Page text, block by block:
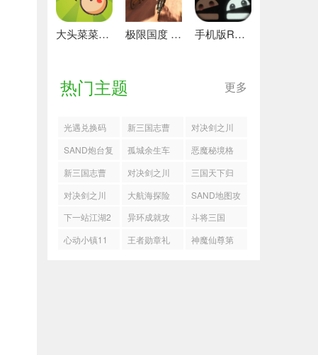
大头菜菜历险记 好玩的 极限国度 最新版 手机版REPO 安卓版
热门主题 更多
光遇兑换码
新三国志曹
操传四象白
虎第四关怎
对决剑之川
怎么解锁水
藏月阁
SAND炮台复
制BUG
孤城余生车
轮在什么地
方
恶魔秘境格
斗士怎么打
新三国志曹
操传一骑当
千怎么玩
对决剑之川
血魔流吴渊
怎么玩
三国天下归
心山系兵法
加点攻略
对决剑之川
地宫试炼技
巧指南
大航海探险
物语怎么捕
捉低星人物
SAND地图攻
略
下一站江湖2
清玄道长论
异环成就攻
略
斗将三国
心动小镇11
王者勋章礼
神魔仙尊第